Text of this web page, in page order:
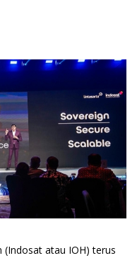
(Indosat atau IOH) terus